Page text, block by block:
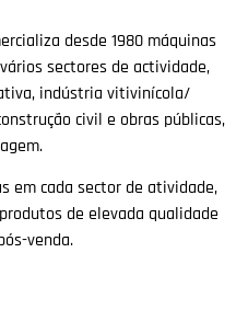
desde 1980 máquinas
sectores de actividade,
indústria vitivinícola/
civil e obras públicas,
em cada sector de atividade,
de elevada qualidade
venda.